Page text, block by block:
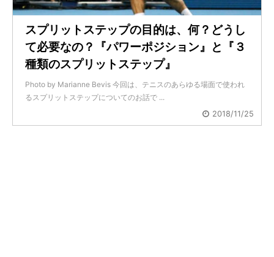
スプリットステップの目的は、何？どうし
て必要なの？『パワーポジション』と『３
種類のスプリットステップ』
Photo by Marianne Bevis 今回は、テニスのあらゆる場面で使われ
るスプリットステップについてのお話で ...
2018/11/25